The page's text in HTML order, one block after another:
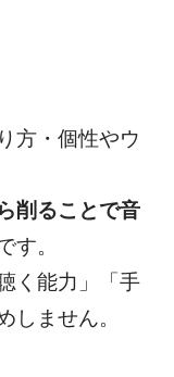
方・個性やウ
削ることで音
す。
く能力」「手
しません。